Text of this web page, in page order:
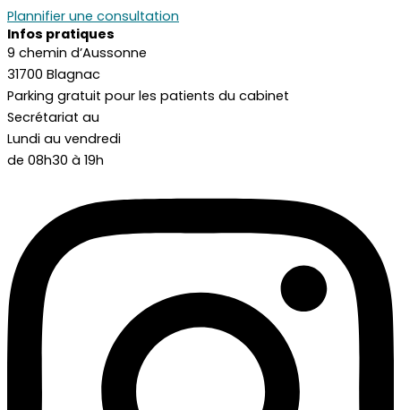
Plannifier une consultation
Infos pratiques
9 chemin d’Aussonne
31700 Blagnac
Parking gratuit pour les patients du cabinet
Secrétariat au
Lundi au vendredi
de 08h30 à 19h